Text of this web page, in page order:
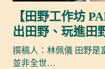
【田野工作坊
出田野、玩進田
撰稿人：林佩儀 田野是
並非全世…